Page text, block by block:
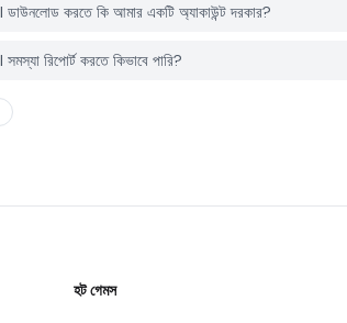
করতে কি আমার একটি অ্যাকাউন্ট দরকার?
রিপোর্ট করতে কিভাবে পারি?
হট গেমস